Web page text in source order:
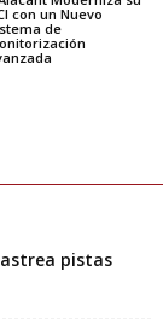
con un Nuevo
de
rastrea pistas